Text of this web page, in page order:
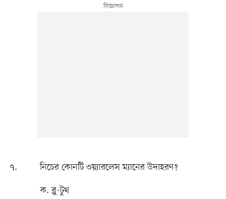
৭. নিচের কোনটি ওয়্যারলেস ম্যানের উদাহরণ?
ক. ব্লু-টুথ